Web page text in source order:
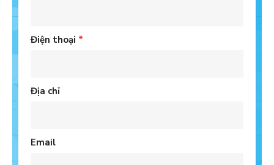
Điện thoại *
Địa chỉ
Email